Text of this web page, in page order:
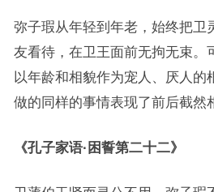
弥子瑕从年轻到年老，始终把卫
友看待，在卫王面前无拘无束。
以年龄和相貌作为宠人、厌人的
做的同样的事情表现了前后截然
《孔子家语·困誓第二十二》